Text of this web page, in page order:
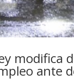
modifica
ante